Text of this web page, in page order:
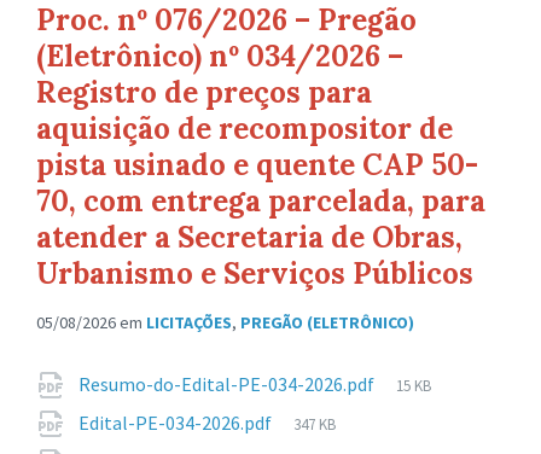
Proc. nº 076/2026 – Pregão
(Eletrônico) nº 034/2026 –
Registro de preços para
aquisição de recompositor de
pista usinado e quente CAP 50-
70, com entrega parcelada, para
atender a Secretaria de Obras,
Urbanismo e Serviços Públicos
05/08/2026em LICITAÇÕES, PREGÃO (ELETRÔNICO)
Anexos
Resumo-do-Edital-PE-034-2026.pdf
Tamanho
15 KB
Edital-PE-034-2026.pdf
Tamanho
347 KB